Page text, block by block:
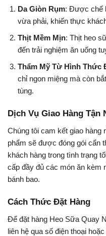
Da Giòn Rụm: Được chế
vừa phải, khiến thực
Thịt Mềm Mịn: Thịt heo
đến trải nghiệm ăn uống
Thẩm Mỹ Từ Hình Thức
chỉ ngon miệng mà còn
tùng.
Dịch Vụ Giao Hàng Tận
Chúng tôi cam kết giao hàng
phẩm sẽ được đóng gói cẩn
khách hàng trong tình trạng
cấp đầy đủ các món ăn
bánh bao.
Cách Thức Đặt Hàng
Để đặt hàng Heo Sữa Quay
liên hệ qua số điện thoại